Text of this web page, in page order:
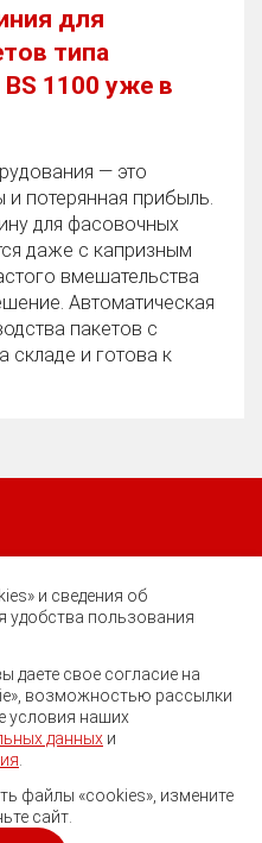
для
типа
1100 уже в
— это
потерянная прибыль.
для фасовочных
даже с капризным
вмешательства
Автоматическая
пакетов с
и готова к
Трейдинг.
и сведения об
удобства пользования
даете свое согласие на
возможностью рассылки
условия наших
данных и
файлы «cookies», измените
сайт.